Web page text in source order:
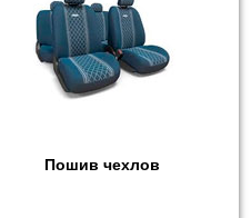
Пошив чехлов